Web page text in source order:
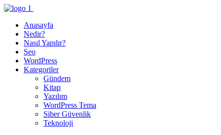
Anasayfa
Nedir?
Nasıl Yapılır?
Seo
WordPress
Kategoriler
Gündem
Kitap
Yazılım
WordPress Tema
Siber Güvenlik
Teknoloji